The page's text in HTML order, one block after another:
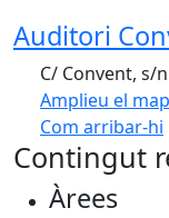
Auditori
C/ Convent, s/
Amplieu el
Com arribar-hi
+
−
Contingut
Àrees